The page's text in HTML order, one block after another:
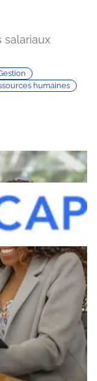
salariaux
humaines